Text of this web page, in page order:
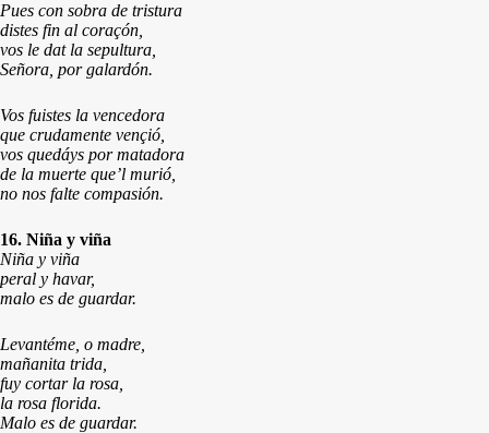
Pues con sobra de tristura
distes fin al coraçón,
vos le dat la sepultura,
Señora, por galardón.
Vos fuistes la vencedora
que crudamente vençió,
vos quedáys por matadora
de la muerte que’l murió,
no nos falte compasión.
16. Niña y viña
Niña y viña
peral y havar,
malo es de guardar.
Levantéme, o madre,
mañanita trida,
fuy cortar la rosa,
la rosa florida.
Malo es de guardar.